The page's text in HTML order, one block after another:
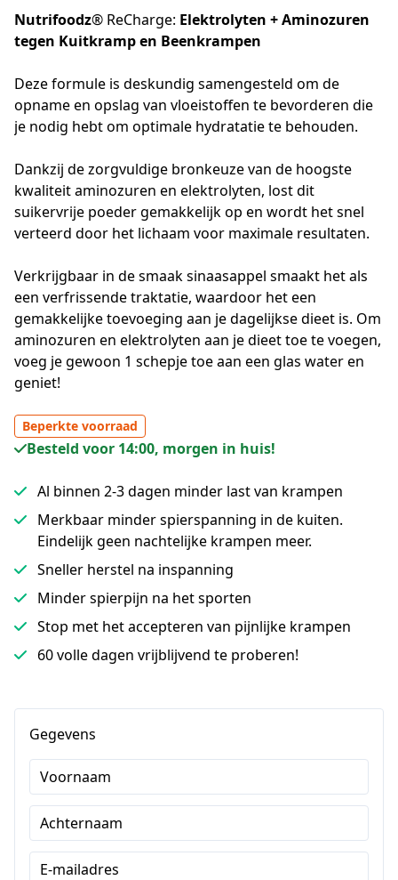
Nutrifoodz® ReCharge: Elektrolyten + Aminozuren
tegen Kuitkramp en Beenkrampen
Deze formule is deskundig samengesteld om de
opname en opslag van vloeistoffen te bevorderen die
je nodig hebt om optimale hydratatie te behouden.
Dankzij de zorgvuldige bronkeuze van de hoogste
kwaliteit aminozuren en elektrolyten, lost dit
suikervrije poeder gemakkelijk op en wordt het snel
verteerd door het lichaam voor maximale resultaten.
Verkrijgbaar in de smaak sinaasappel smaakt het als
een verfrissende traktatie, waardoor het een
gemakkelijke toevoeging aan je dagelijkse dieet is. Om
aminozuren en elektrolyten aan je dieet toe te voegen,
voeg je gewoon 1 schepje toe aan een glas water en
geniet!
Beperkte voorraad
Besteld voor 14:00, morgen in huis!
Al binnen 2-3 dagen minder last van krampen
Merkbaar minder spierspanning in de kuiten.
Eindelijk geen nachtelijke krampen meer.
Sneller herstel na inspanning
Minder spierpijn na het sporten
Stop met het accepteren van pijnlijke krampen
60 volle dagen vrijblijvend te proberen!
Gegevens
Voornaam
Achternaam
E-mailadres